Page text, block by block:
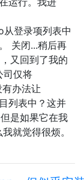
登录项列表中
关闭...稍后再
又回到了我的
司仅将
办法让
列表中？这并
是如果它在我
就觉得很烦。